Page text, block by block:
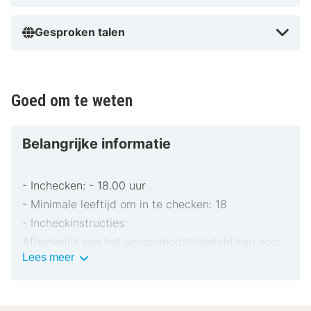
Gesproken talen
Goed om te weten
Belangrijke informatie
- Inchecken: - 18.00 uur
- Minimale leeftijd om in te checken: 18
- Incheckinstructies:
Afhankelijk van het accommodatiebeleid kan voor
extra personen een toeslag in rekening worden
Lees meerBelangrijke